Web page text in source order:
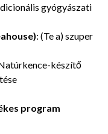
gyógyászati
: (Te a) szuper
készítő
program